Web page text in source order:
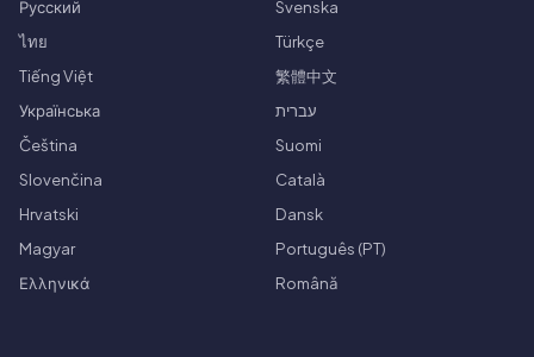
Русский
Svenska
ไทย
Türkçe
Tiếng Việt
繁體中文
Українська
עברית
Čeština
Suomi
Slovenčina
Català
Hrvatski
Dansk
Magyar
Português (PT)
Ελληνικά
Română